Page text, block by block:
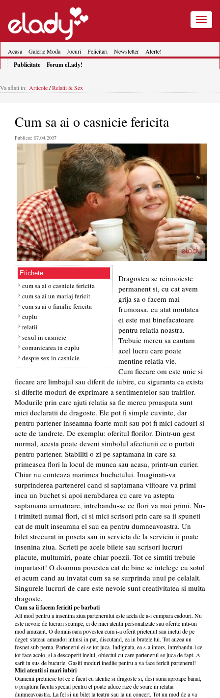
Toggle
Acasa Galerie Moda Jocuri Felicitari Newsletter Alerte!
Publicitate Forum eLady!
Va aflati in: Articole/Relatii & Sex
Cum sa ai o casnicie fericita
Publicat: 07.04.2007
Etichete:
cum sa ai o casnicie fericita
cum sa ai un mariaj fericit
cum sa ai o familie fericita
cuplu
relatii
sexul in casnicie
comunicarea in cuplu
despre sex in casnicie
Dragostea se reinnoieste
permanent si, cu cat avem
grija sa o facem mai
frumoasa, cu atat noutatea
ei este mai binefacatoare
pentru relatia noastra.
Trebuie mereu sa cautam
acel lucru care poate
mentine relatia vie.
Cum fiecare om este unic si
fiecare are limbajul sau diferit de iubire, cu siguranta ca exista
si diferite moduri de exprimare a sentimentelor sau trairilor.
Modurile prin care ajuti relatia sa fie mereu proaspata sunt
mici declaratii de dragoste. Ele pot fi simple cuvinte, dar
pentru partener inseamna foarte mult sau pot fi mici cadouri si
acte de tandrete. De exemplu: oferitul florilor. Dintr-un gest
normal, acesta poate deveni simbolul afectiunii ce o purtati
pentru partener. Stabiliti o zi pe saptamana in care sa
primeasca flori la locul de munca sau acasa, printr-un curier.
Chiar nu conteaza marimea buchetului. Imaginati-va
surprinderea partenerei cand si saptamana viitoare va primi
inca un buchet si apoi nerabdarea cu care va astepta
saptamana urmatoare, intrebandu-se ce flori va mai primi. Nu-
i trimiteti numai flori, ci si mici scrisori prin care sa ii spuneti
cat de mult inseamna el sau ea pentru dumneavoastra. Un
bilet strecurat in poseta sau in servieta de la serviciu ii poate
insenina ziua. Scrieti pe acele bilete sau scrisori lucruri
placute, multumiri, poate chiar poezii. Tot ce simtiti trebuie
impartasit! O doamna povestea cat de bine se intelege cu sotul
ei acum cand au invatat cum sa se surprinda unul pe celalalt.
Singurele lucruri de care este nevoie sunt creativitatea si multa
dragoste.
Cum sa ii facem fericiti pe barbati
Alt mod pentru a insenina ziua partenerului este acela de a-i cumpara cadouri. Nu
este nevoie de lucruri scumpe, ci de mici atentii personalizate sau oferite intr-un
mod amuzant. O domnisoara povestea cum i-a oferit prietenul sau inelul de pe
deget: stateau amandoi intinsi in pat, discutand, ea in bratele lui. Tot auzea un
fosnet sub perna. Partenerul ei se tot juca. Indignata, ea s-a intors, intrebandu-l ce
tot face acolo, si a descoperit inelul, obiectul cu care partenerul se juca de fapt. A
sarit in sus de bucurie. Gasiti moduri inedite pentru a va face fericit partenerul!
Mici atentii si mari iubiri
Oamenii pretuiesc tot ce e facut cu atentie si dragoste si, desi suna aproape banal,
o prajitura facuta special pentru el poate aduce raze de soare in relatia
dumneavoastra. La fel si un bilet la teatru sau la un concert. Tot un mod de a va